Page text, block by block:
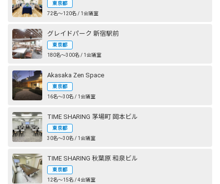
東京都
72名〜120名 / 1会議室
グレイドパーク 新宿駅前
東京都
180名〜300名 / 1会議室
Akasaka Zen Space
東京都
16名〜30名 / 1会議室
TIME SHARING 茅場町 岡本ビル
東京都
30名〜30名 / 1会議室
TIME SHARING 秋葉原 和泉ビル
東京都
12名〜15名 / 4会議室